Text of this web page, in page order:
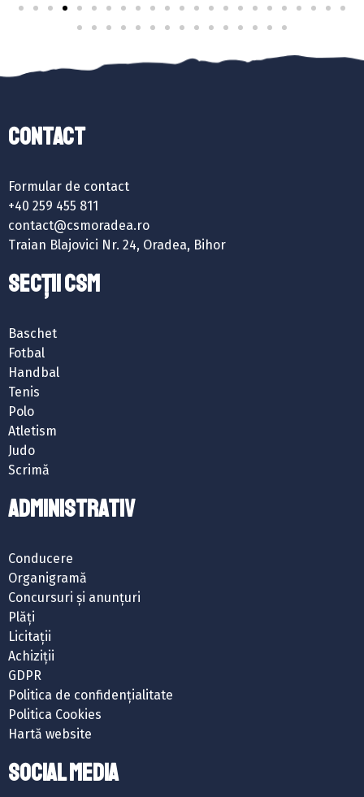
Contact
Formular de contact
+40 259 455 811
contact@csmoradea.ro
Traian Blajovici Nr. 24, Oradea, Bihor
SECȚII CSM
Baschet
Fotbal
Handbal
Tenis
Polo
Atletism
Judo
Scrimă
ADMINISTRATIV
Conducere
Organigramă
Concursuri și anunțuri
Plăți
Licitații
Achiziții
GDPR
Politica de confidențialitate
Politica Cookies
Hartă website
SOCIAL MEDIA